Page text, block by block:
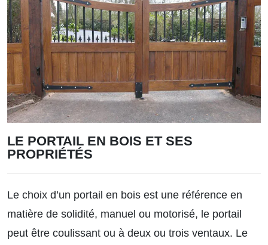
LE PORTAIL EN BOIS ET SES
PROPRIÉTÉS
Le choix d’un portail en bois est une référence en
matière de solidité, manuel ou motorisé, le portail
peut être coulissant ou à deux ou trois ventaux. Le